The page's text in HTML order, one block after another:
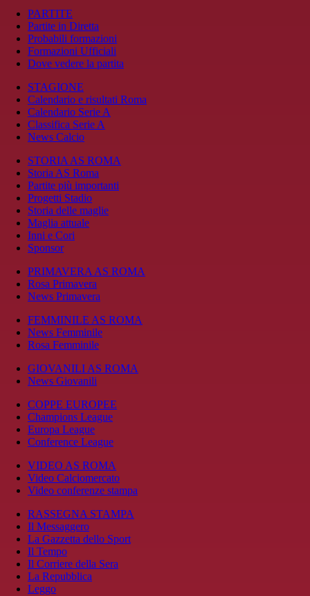
PARTITE
Partite in Diretta
Probabili formazioni
Formazioni Ufficiali
Dove vedere la partita
STAGIONE
Calendario e risultati Roma
Calendario Serie A
Classifica Serie A
News Calcio
STORIA AS ROMA
Storia AS Roma
Partite più importanti
Progetti Stadio
Storia delle maglie
Maglia attuale
Inni e Cori
Sponsor
PRIMAVERA AS ROMA
Rosa Primavera
News Primavera
FEMMINILE AS ROMA
News Femminile
Rosa Femminile
GIOVANILI AS ROMA
News Giovanili
COPPE EUROPEE
Champions League
Europa League
Conference League
VIDEO AS ROMA
Video Calciomercato
Video conferenze stampa
RASSEGNA STAMPA
Il Messaggero
La Gazzetta dello Sport
Il Tempo
Il Corriere della Sera
La Repubblica
Leggo